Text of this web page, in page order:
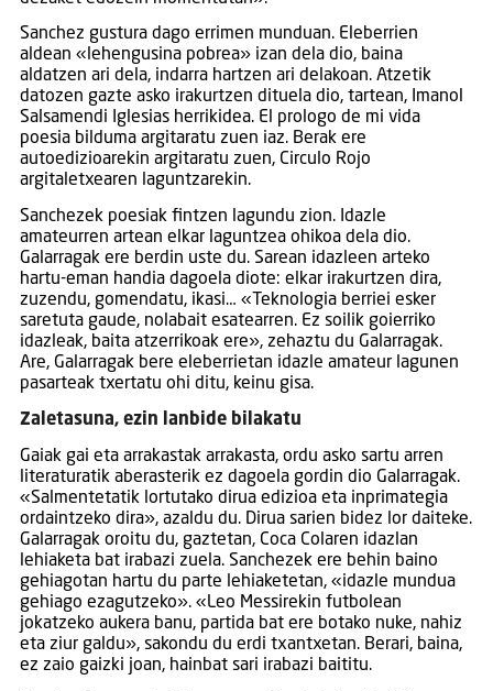
Sanchez gustura dago errimen munduan. Eleberrien
aldean «lehengusina pobrea» izan dela dio, baina
aldatzen ari dela, indarra hartzen ari delakoan. Atzetik
datozen gazte asko irakurtzen dituela dio, tartean, Imanol
Salsamendi Iglesias herrikidea. El prologo de mi vida
poesia bilduma argitaratu zuen iaz. Berak ere
autoedizioarekin argitaratu zuen, Circulo Rojo
argitaletxearen laguntzarekin.
Sanchezek poesiak fintzen lagundu zion. Idazle
amateurren artean elkar laguntzea ohikoa dela dio.
Galarragak ere berdin uste du. Sarean idazleen arteko
hartu-eman handia dagoela diote: elkar irakurtzen dira,
zuzendu, gomendatu, ikasi… «Teknologia berriei esker
saretuta gaude, nolabait esatearren. Ez soilik goierriko
idazleak, baita atzerrikoak ere», zehaztu du Galarragak.
Are, Galarragak bere eleberrietan idazle amateur lagunen
pasarteak txertatu ohi ditu, keinu gisa.
Zaletasuna, ezin lanbide bilakatu
Gaiak gai eta arrakastak arrakasta, ordu asko sartu arren
literaturatik aberasterik ez dagoela gordin dio Galarragak.
«Salmentetatik lortutako dirua edizioa eta inprimategia
ordaintzeko dira», azaldu du. Dirua sarien bidez lor daiteke.
Galarragak oroitu du, gaztetan, Coca Colaren idazlan
lehiaketa bat irabazi zuela. Sanchezek ere behin baino
gehiagotan hartu du parte lehiaketetan, «idazle mundua
gehiago ezagutzeko». «Leo Messirekin futbolean
jokatzeko aukera banu, partida bat ere botako nuke, nahiz
eta ziur galdu», sakondu du erdi txantxetan. Berari, baina,
ez zaio gaizki joan, hainbat sari irabazi baititu.